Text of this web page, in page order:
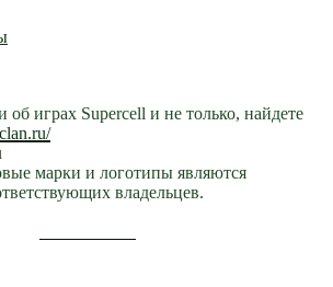
играх Supercell и не только, найдете
марки и логотипы являются
владельцев.